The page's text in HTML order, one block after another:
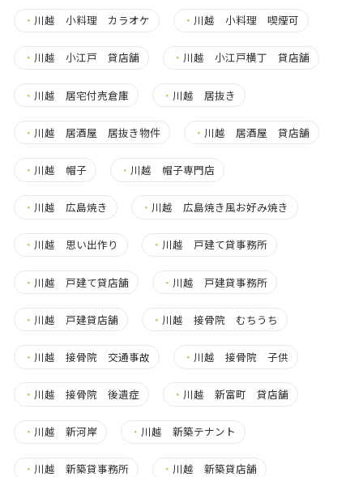
・ 川越 小料理 カラオケ ・ 川越 小料理 喫煙可
・ 川越 小江戸 貸店舗 ・ 川越 小江戸横丁 貸店舗
・ 川越 居宅付売倉庫 ・ 川越 居抜き
・ 川越 居酒屋 居抜き物件 ・ 川越 居酒屋 貸店舗
・ 川越 帽子 ・ 川越 帽子専門店
・ 川越 広島焼き ・ 川越 広島焼き風お好み焼き
・ 川越 思い出作り ・ 川越 戸建て貸事務所
・ 川越 戸建て貸店舗 ・ 川越 戸建貸事務所
・ 川越 戸建貸店舗 ・ 川越 接骨院 むちうち
・ 川越 接骨院 交通事故 ・ 川越 接骨院 子供
・ 川越 接骨院 後遺症 ・ 川越 新富町 貸店舗
・ 川越 新河岸 ・ 川越 新築テナント
・ 川越 新築貸事務所 ・ 川越 新築貸店舗